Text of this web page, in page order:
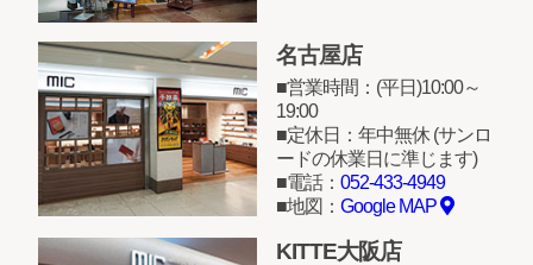
名古屋店
営業時間：(平日)10:00～
19:00
定休日：年中無休 (サンロ
ードの休業日に準じます)
電話： 052-433-4949
地図： Google MAP
KITTE大阪店